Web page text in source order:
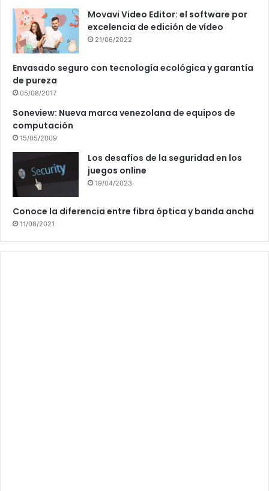
Movavi Video Editor: el software por
excelencia de edición de vídeo
21/06/2022
Envasado seguro con tecnología ecológica y garantía
de pureza
05/08/2017
Soneview: Nueva marca venezolana de equipos de
computación
15/05/2009
Los desafíos de la seguridad en los
juegos online
19/04/2023
Conoce la diferencia entre fibra óptica y banda ancha
11/08/2021